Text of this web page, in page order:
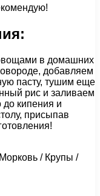
в домашних
добавляем
пасту, тушим еще
рис и заливаем
до кипения и
присыпав
/ Крупы /